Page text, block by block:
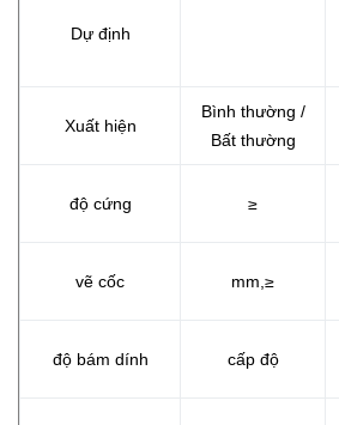
Dự định
Xuất hiện
Bình thường /
Bất thường
độ cứng ≥
vẽ cốc mm, ≥
độ bám dính cấp độ